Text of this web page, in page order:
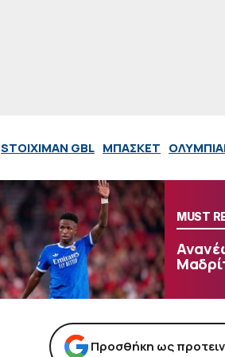
STOIXIMAN GBL ΜΠΑΣΚΕΤ
MUST
Προσθήκη ως